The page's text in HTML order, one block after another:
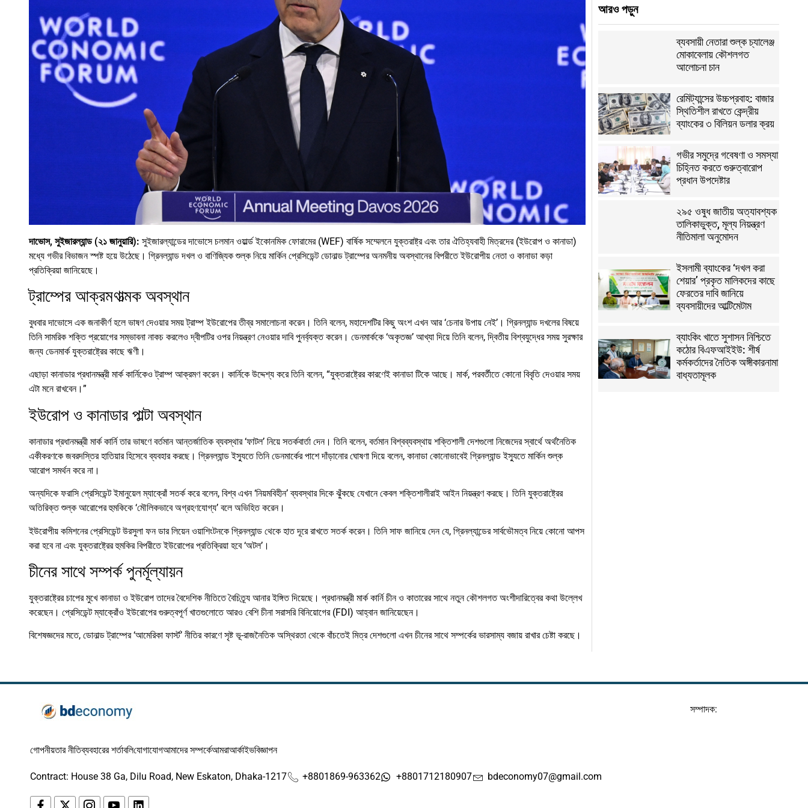
দাভোস, সুইজারল্যান্ড (২১ জানুয়ারি): সুইজারল্যান্ডের দাভোসে চলমান ওয়ার্ল্ড ইকোনমিক ফোরামের (WEF) বার্ষিক সম্মেলনে যুক্তরাষ্ট্র এবং তার ঐতিহ্যবাহী মিত্রদের (ইউরোপ ও কানাডা)
মধ্যে গভীর বিভাজন স্পষ্ট হয়ে উঠেছে। গ্রিনল্যান্ড দখল ও বাণিজ্যিক শুল্ক নিয়ে মার্কিন প্রেসিডেন্ট ডোনাল্ড ট্রাম্পের অনমনীয় অবস্থানের বিপরীতে ইউরোপীয় নেতা ও কানাডা কড়া
প্রতিক্রিয়া জানিয়েছে।
ট্রাম্পের আক্রমণাত্মক অবস্থান
বুধবার দাভোসে এক জনাকীর্ণ হলে ভাষণ দেওয়ার সময় ট্রাম্প ইউরোপের তীব্র সমালোচনা করেন। তিনি বলেন, মহাদেশটির কিছু অংশ এখন আর ‘চেনার উপায় নেই’। গ্রিনল্যান্ড দখলের বিষয়ে
তিনি সামরিক শক্তি প্রয়োগের সম্ভাবনা নাকচ করলেও দ্বীপটির ওপর নিয়ন্ত্রণ নেওয়ার দাবি পুনর্ব্যক্ত করেন। ডেনমার্ককে ‘অকৃতজ্ঞ’ আখ্যা দিয়ে তিনি বলেন, দ্বিতীয় বিশ্বযুদ্ধের সময় সুরক্ষার
জন্য ডেনমার্ক যুক্তরাষ্ট্রের কাছে ঋণী।
এছাড়া কানাডার প্রধানমন্ত্রী মার্ক কার্নিকেও ট্রাম্প আক্রমণ করেন। কার্নিকে উদ্দেশ্য করে তিনি বলেন, “যুক্তরাষ্ট্রের কারণেই কানাডা টিকে আছে। মার্ক, পরবর্তীতে কোনো বিবৃতি দেওয়ার সময়
এটা মনে রাখবেন।”
ইউরোপ ও কানাডার পাল্টা অবস্থান
কানাডার প্রধানমন্ত্রী মার্ক কার্নি তার ভাষণে বর্তমান আন্তর্জাতিক ব্যবস্থার ‘ফাটল’ নিয়ে সতর্কবার্তা দেন। তিনি বলেন, বর্তমান বিশ্বব্যবস্থায় শক্তিশালী দেশগুলো নিজেদের স্বার্থে অর্থনৈতিক
একীকরণকে জবরদস্তির হাতিয়ার হিসেবে ব্যবহার করছে। গ্রিনল্যান্ড ইস্যুতে তিনি ডেনমার্কের পাশে দাঁড়ানোর ঘোষণা দিয়ে বলেন, কানাডা কোনোভাবেই গ্রিনল্যান্ড ইস্যুতে মার্কিন শুল্ক
আরোপ সমর্থন করে না।
অন্যদিকে ফরাসি প্রেসিডেন্ট ইমানুয়েল ম্যাক্রোঁ সতর্ক করে বলেন, বিশ্ব এখন ‘নিয়মবিহীন’ ব্যবস্থার দিকে ঝুঁকছে যেখানে কেবল শক্তিশালীরাই আইন নিয়ন্ত্রণ করছে। তিনি যুক্তরাষ্ট্রের
অতিরিক্ত শুল্ক আরোপের হুমকিকে ‘মৌলিকভাবে অগ্রহণযোগ্য’ বলে অভিহিত করেন।
ইউরোপীয় কমিশনের প্রেসিডেন্ট উরসুলা ফন ডার লিয়েন ওয়াশিংটনকে গ্রিনল্যান্ড থেকে হাত দূরে রাখতে সতর্ক করেন। তিনি সাফ জানিয়ে দেন যে, গ্রিনল্যান্ডের সার্বভৌমত্ব নিয়ে কোনো আপস
করা হবে না এবং যুক্তরাষ্ট্রের হুমকির বিপরীতে ইউরোপের প্রতিক্রিয়া হবে ‘অটল’।
চীনের সাথে সম্পর্ক পুনর্মূল্যায়ন
যুক্তরাষ্ট্রের চাপের মুখে কানাডা ও ইউরোপ তাদের বৈদেশিক নীতিতে বৈচিত্র্য আনার ইঙ্গিত দিয়েছে। প্রধানমন্ত্রী মার্ক কার্নি চীন ও কাতারের সাথে নতুন কৌশলগত অংশীদারিত্বের কথা উল্লেখ
করেছেন। প্রেসিডেন্ট ম্যাক্রোঁও ইউরোপের গুরুত্বপূর্ণ খাতগুলোতে আরও বেশি চীনা সরাসরি বিনিয়োগের (FDI) আহ্বান জানিয়েছেন।
বিশেষজ্ঞদের মতে, ডোনাল্ড ট্রাম্পের ‘আমেরিকা ফার্স্ট’ নীতির কারণে সৃষ্ট ভূ-রাজনৈতিক অস্থিরতা থেকে বাঁচতেই মিত্র দেশগুলো এখন চীনের সাথে সম্পর্কের ভারসাম্য বজায় রাখার চেষ্টা করছে।
আরও পড়ুন
ব্যবসায়ী নেতারা শুল্ক চ্যালেঞ্জ
মোকাবেলায় কৌশলগত
আলোচনা চান
রেমিট্যান্সের উচ্চপ্রবাহ: বাজার
স্থিতিশীল রাখতে কেন্দ্রীয়
ব্যাংকের ৩ বিলিয়ন ডলার ক্রয়
গভীর সমুদ্রে গবেষণা ও সমস্যা
চিহ্নিত করতে গুরুত্বারোপ
প্রধান উপদেষ্টার
২৯৫ ওষুধ জাতীয় অত্যাবশ্যক
তালিকাভুক্ত, মূল্য নিয়ন্ত্রণ
নীতিমালা অনুমোদন
ইসলামী ব্যাংকের ‘দখল করা
শেয়ার’ প্রকৃত মালিকদের কাছে
ফেরতের দাবি জানিয়ে
ব্যবসায়ীদের আল্টিমেটাম
ব্যাংকিং খাতে সুশাসন নিশ্চিতে
কঠোর বিএফআইইউ: শীর্ষ
কর্মকর্তাদের নৈতিক অঙ্গীকারনামা
বাধ্যতামূলক
সম্পাদক:
গোপনীয়তার নীতিব্যবহারের শর্তাবলিযোগাযোগআমাদের সম্পর্কেআমরাআর্কাইভবিজ্ঞাপন
Contract: House 38 Ga, Dilu Road, New Eskaton, Dhaka-1217 +8801869-963362 +8801712180907 bdeconomy07@gmail.com